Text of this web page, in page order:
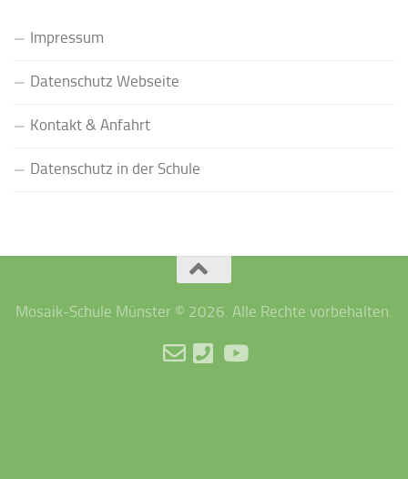
Impressum
Datenschutz Webseite
Kontakt & Anfahrt
Datenschutz in der Schule
Mosaik-Schule Münster © 2026. Alle Rechte vorbehalten.